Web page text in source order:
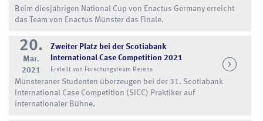
Beim diesjährigen National Cup von Enactus Germany erreicht
das Team von Enactus Münster das Finale.
20.
Mar.
2021
Zweiter Platz bei der Scotiabank
International Case Competition 2021
Erstellt von Forschungsteam Berens
Münsteraner Studenten überzeugen bei der 31. Scotiabank
International Case Competition (SICC) Praktiker auf
internationaler Bühne.